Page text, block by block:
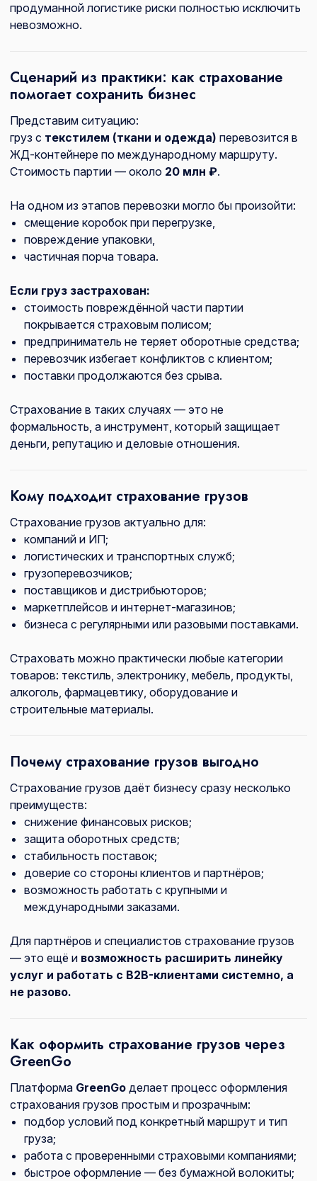
продуманной логистике риски полностью исключить
невозможно.
Сценарий из практики: как страхование
помогает сохранить бизнес
Представим ситуацию:
груз с текстилем (ткани и одежда) перевозится в
ЖД-контейнере по международному маршруту.
Стоимость партии — около 20 млн ₽.
На одном из этапов перевозки могло бы произойти:
смещение коробок при перегрузке,
повреждение упаковки,
частичная порча товара.
Если груз застрахован:
стоимость повреждённой части партии
покрывается страховым полисом;
предприниматель не теряет оборотные средства;
перевозчик избегает конфликтов с клиентом;
поставки продолжаются без срыва.
Страхование в таких случаях — это не
формальность, а инструмент, который защищает
деньги, репутацию и деловые отношения.
Кому подходит страхование грузов
Страхование грузов актуально для:
компаний и ИП;
логистических и транспортных служб;
грузоперевозчиков;
поставщиков и дистрибьюторов;
маркетплейсов и интернет-магазинов;
бизнеса с регулярными или разовыми поставками.
Страховать можно практически любые категории
товаров: текстиль, электронику, мебель, продукты,
алкоголь, фармацевтику, оборудование и
строительные материалы.
Почему страхование грузов выгодно
Страхование грузов даёт бизнесу сразу несколько
преимуществ:
снижение финансовых рисков;
защита оборотных средств;
стабильность поставок;
доверие со стороны клиентов и партнёров;
возможность работать с крупными и
международными заказами.
Для партнёров и специалистов страхование грузов
— это ещё и возможность расширить линейку
услуг и работать с B2B-клиентами системно, а
не разово.
Как оформить страхование грузов через
GreenGo
Платформа GreenGo делает процесс оформления
страхования грузов простым и прозрачным:
подбор условий под конкретный маршрут и тип
груза;
работа с проверенными страховыми компаниями;
быстрое оформление — без бумажной волокиты;